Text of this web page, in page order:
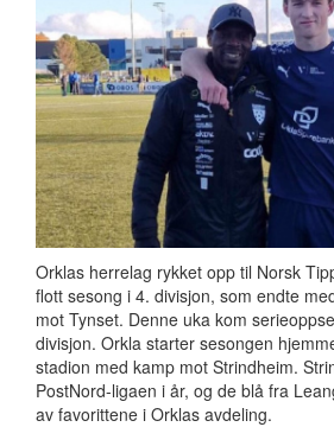
Orklas herrelag rykket opp til Norsk
flott sesong i 4. divisjon, som endte
mot Tynset. Denne uka kom
divisjon. Orkla starter sesongen
stadion med kamp mot Strindheim.
PostNord-ligaen i år, og de blå fra
av favorittene i Orklas avdeling.